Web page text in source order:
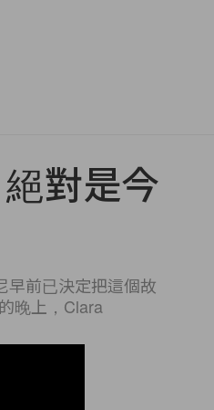
對是今
早前已決定把這個故
晚上，Clara